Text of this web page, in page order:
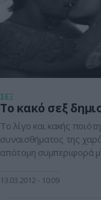
ΣΕΞ
Το κακό σεξ
Τo λίγο και κακής
συναισθήματος της
απότομη συμπεριφορά
ενηλίκων -αντρών και
13.03.2012 10:09